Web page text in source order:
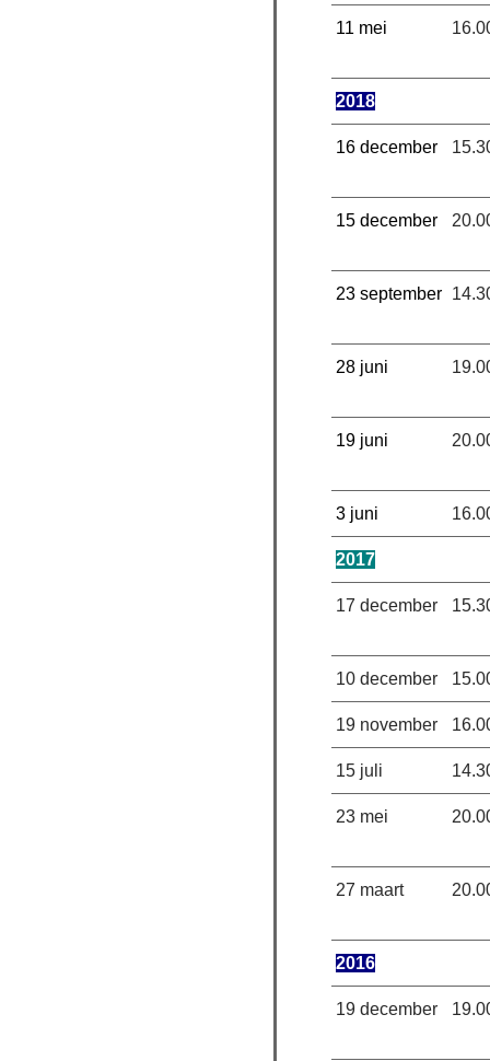
11 mei
2018
16 december
15 december
23 september
28 juni
19 juni
3 juni
2017
17 december
10 december
19 november
15 juli
23 mei
27 maart
2016
19 december